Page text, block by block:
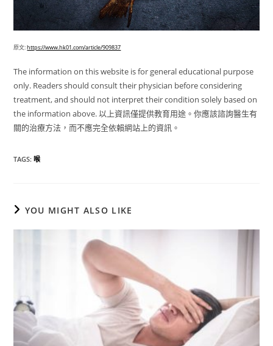
原文:https://www.hk01.com/article/909837
The information on this website is for general educational purpose
only. Readers should consult their physician before considering
treatment, and should not interpret their condition solely based on
the information above. 以上資訊僅提供教育用途。你應該諮詢醫生有
關的治療方法，而不應完全依賴網站上的資訊。
TAGS:喉
YOU MIGHT ALSO LIKE